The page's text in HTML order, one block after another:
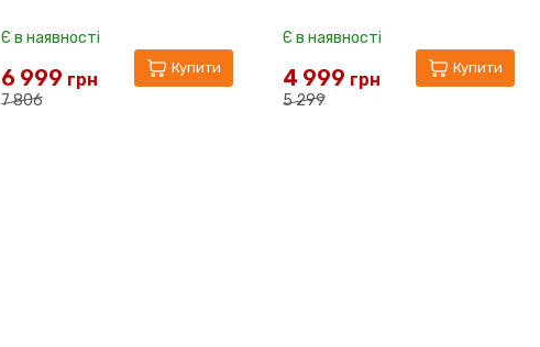
Є в наявності
7 806
6 999 грн
Купити
Є в наявності
5 299
4 999 грн
Купити